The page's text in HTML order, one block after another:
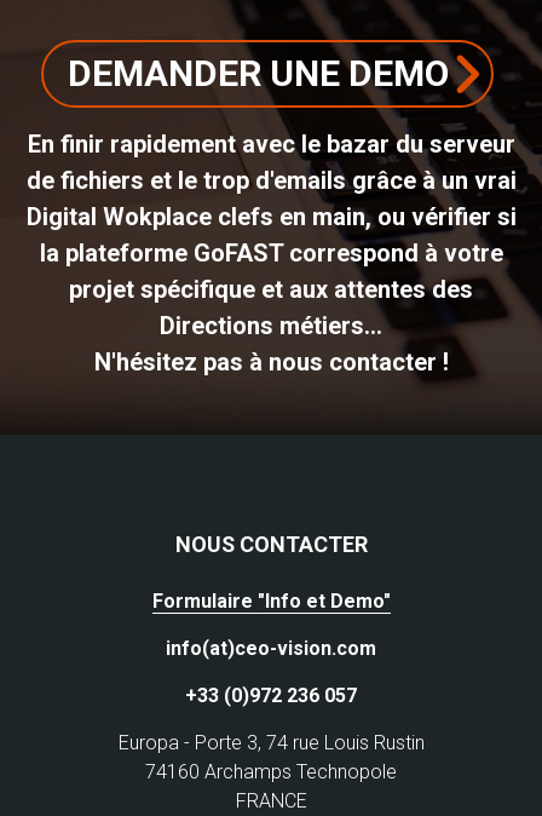
DEMANDER UNE DEMO
En finir rapidement avec le bazar du serveur
de fichiers et le trop d'emails grâce à un vrai
Digital Wokplace clefs en main, ou vérifier si
la plateforme GoFAST correspond à votre
projet spécifique et aux attentes des
Directions métiers...
N'hésitez pas à nous contacter !
NOUS CONTACTER
Formulaire "Info et Demo"
info(at)ceo-vision.com
+33 (0)972 236 057
Europa - Porte 3, 74 rue Louis Rustin
74160 Archamps Technopole
FRANCE